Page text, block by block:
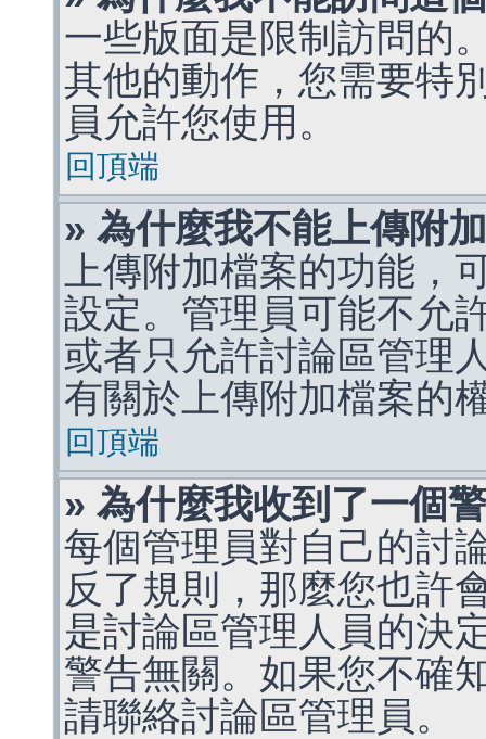
一些版面是限制訪問的
其他的動作，您需要特
員允許您使用。
回頂端
» 為什麼我不能上傳附
上傳附加檔案的功能，
設定。管理員可能不允
或者只允許討論區管理
有關於上傳附加檔案的
回頂端
» 為什麼我收到了一個
每個管理員對自己的討
反了規則，那麼您也許
是討論區管理人員的決
警告無關。如果您不確
請聯絡討論區管理員。